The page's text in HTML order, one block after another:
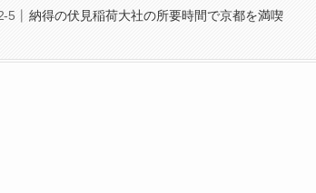
納得の伏見稲荷大社の所要時間で京都を満喫